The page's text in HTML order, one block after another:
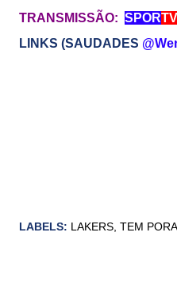
TRANSMISSÃO: SPOR
LINKS (SAUDADES
LABELS: LAKERS TEM